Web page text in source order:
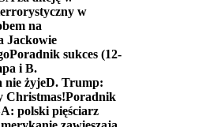
w
na
Jackowie
Poradnik sukces (12-
i B.
nie żyjeD. Trump:
Christmas!Poradnik
polski pięściarz